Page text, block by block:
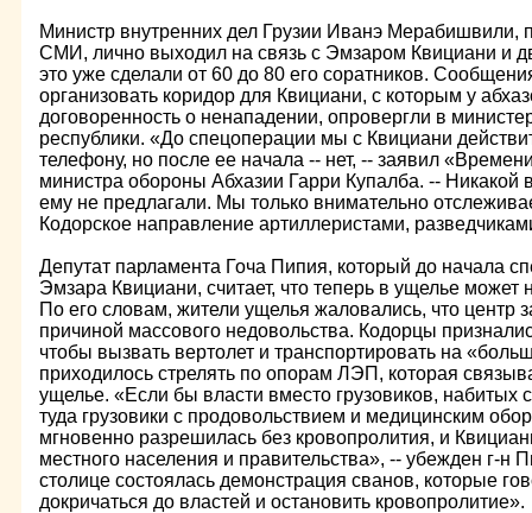
Министр внутренних дел Грузии Иванэ Мерабишвили,
СМИ, лично выходил на связь с Эмзаром Квициани и
это уже сделали от 60 до 80 его соратников.
организовать коридор для Квициани, с которым у
договоренность о ненападении, опровергли в
республики. «До спецоперации мы с Квициани
телефону, но после ее начала -- нет, -- заявил
министра обороны Абхазии Гарри Купалба. --
ему не предлагали. Мы только внимательно
Кодорское направление артиллеристами,
Депутат парламента Гоча Пипия, который до начала
Эмзара Квициани, считает, что теперь в ущелье может
По его словам, жители ущелья жаловались, что центр
причиной массового недовольства. Кодорцы
чтобы вызвать вертолет и транспортировать на
приходилось стрелять по опорам ЛЭП, которая
ущелье. «Если бы власти вместо грузовиков, набитых
туда грузовики с продовольствием и медицинским
мгновенно разрешилась без кровопролития, и
местного населения и правительства», -- убежден г-н
столице состоялась демонстрация сванов, которые
докричаться до властей и остановить кровопролитие».